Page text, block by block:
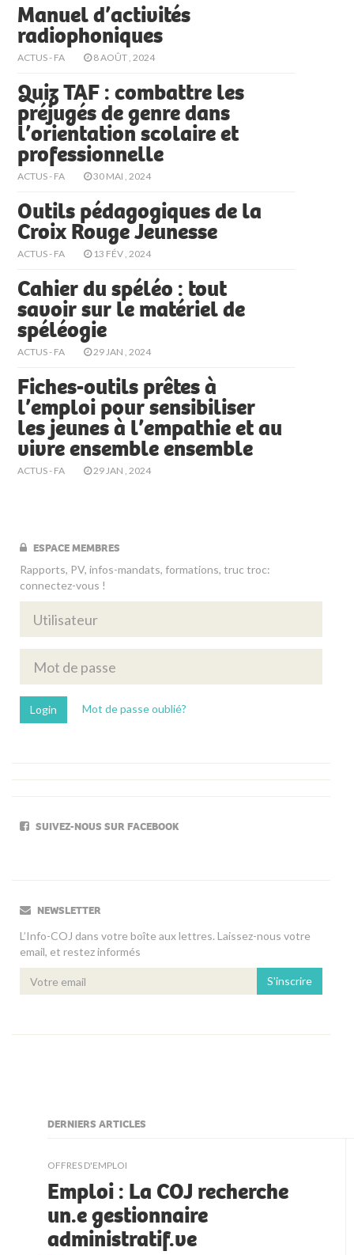
Manuel d’activités
radiophoniques
ACTUS - FA 8 AOÛT , 2024
Quiz TAF : combattre les
préjugés de genre dans
l’orientation scolaire et
professionnelle
ACTUS - FA 30 MAI , 2024
Outils pédagogiques de la
Croix Rouge Jeunesse
ACTUS - FA 13 FÉV , 2024
Cahier du spéléo : tout
savoir sur le matériel de
spéléogie
ACTUS - FA 29 JAN , 2024
Fiches-outils prêtes à
l’emploi pour sensibiliser
les jeunes à l’empathie et au
vivre ensemble ensemble
ACTUS - FA 29 JAN , 2024
ESPACE MEMBRES
Rapports, PV, infos-mandats, formations, truc troc:
connectez-vous !
Mot de passe oublié?
SUIVEZ-NOUS SUR FACEBOOK
NEWSLETTER
L’Info-COJ dans votre boîte aux lettres. Laissez-nous votre
email, et restez informés
S'inscrire
DERNIERS ARTICLES
OFFRES D'EMPLOI
Emploi : La COJ recherche
un.e gestionnaire
administratif.ve